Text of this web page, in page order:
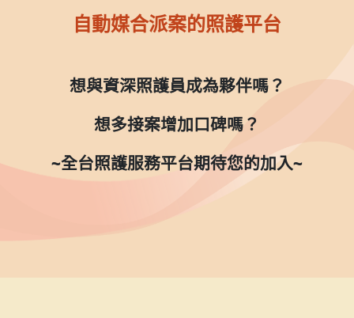
自動媒合派案的照護平台
想與資深照護員成為夥伴嗎？
想多接案增加口碑嗎？
~全台照護服務平台期待您的加入~